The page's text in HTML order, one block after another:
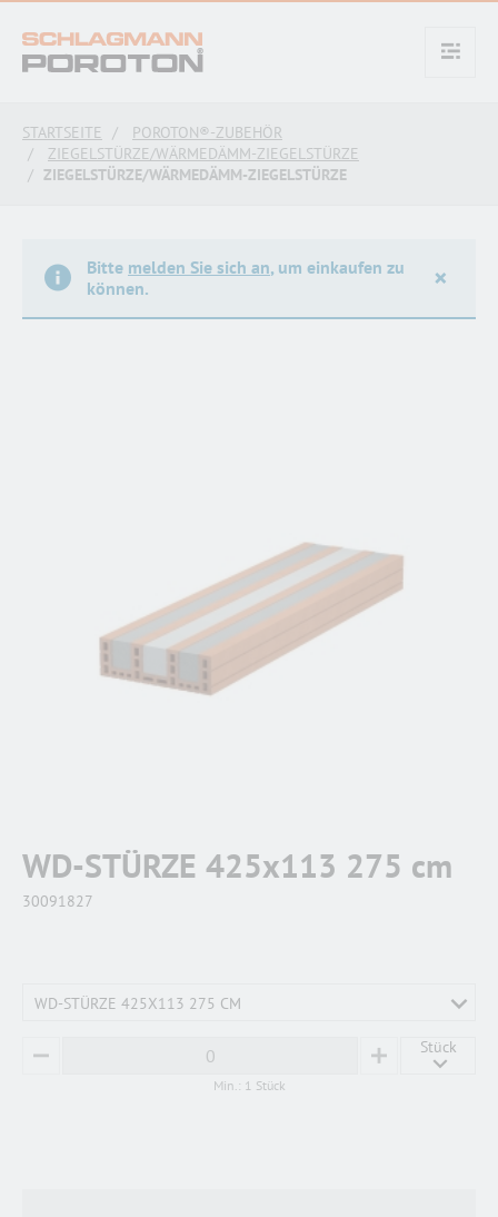
text.skipToContent
text.skipToNavigation
STARTSEITE
POROTON®-ZUBEHÖR
ZIEGELSTÜRZE/WÄRMEDÄMM-ZIEGELSTÜRZE
ZIEGELSTÜRZE/WÄRMEDÄMM-ZIEGELSTÜRZE
Bitte melden Sie sich an, um einkaufen zu
können.
×
WD-STÜRZE 425x113 275 cm
30091827
WD-STÜRZE 425X113 275 CM
MINUS PLUS
Stück
Min.: 1 Stück